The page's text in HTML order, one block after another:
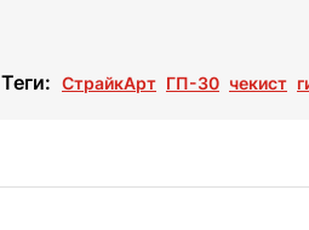
Теги: СтрайкАрт ГП-30 чекист